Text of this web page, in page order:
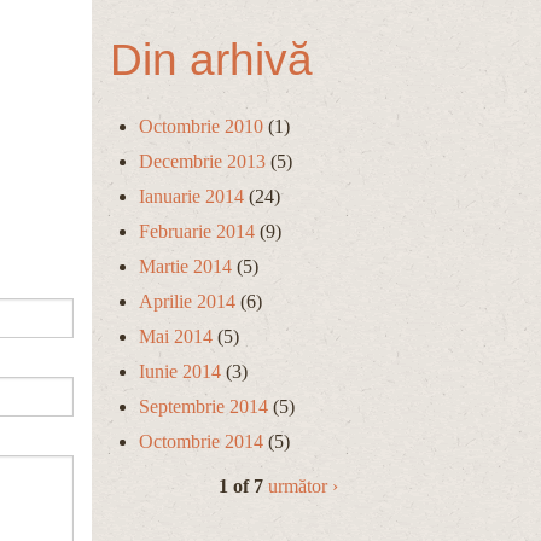
Din arhivă
Octombrie 2010 (1)
Decembrie 2013 (5)
Ianuarie 2014 (24)
Februarie 2014 (9)
Martie 2014 (5)
Aprilie 2014 (6)
Mai 2014 (5)
Iunie 2014 (3)
Septembrie 2014 (5)
Octombrie 2014 (5)
1 of 7 următor ›